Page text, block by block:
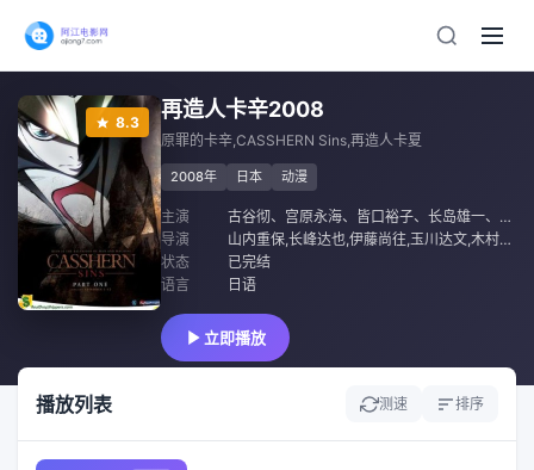
8.3
再造人卡辛2008
原罪的卡辛,CASSHERN Sins,再造人卡夏
2008年 日本 动漫
主演 古谷彻、 宫原永海、 皆口裕子、 长岛雄一、 矢岛
导演
山内重保,长峰达也,伊藤尚往,玉川达文,木村延景,羽多野浩平
状态
已完结
语言
日语
立即播放
播放列表 测速 排序